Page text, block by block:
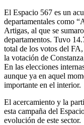
El Espacio 567 es un
departamentales como
Artigas, al que se
departamentos. Tuvo
total de los votos del
la votación de
En las elecciones
aunque ya en aquel
importante en el interior.
El acercamiento y la
esta campaña del
evolución de este sector.